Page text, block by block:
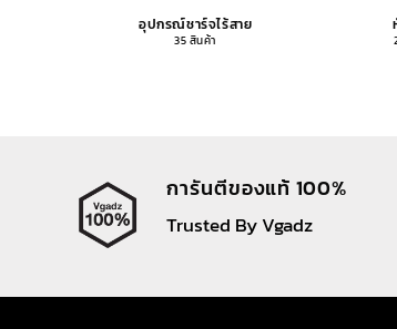
อุปกรณ์ชาร์จไร้สาย
35 สินค้า
การันตีของแท้ 100%
Trusted By Vgadz